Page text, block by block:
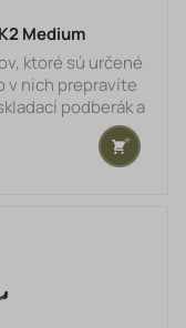
Medium
ktoré sú určené
v nich prepravíte
podberák a
je vyrobený z
zeleno-
ktorý je z
a menšie vrchné